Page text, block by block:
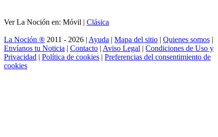
Ver La Noción en: Móvil | Clásica
La Noción ® 2011 - 2026 | Ayuda | Mapa del sitio | Quienes somos |
Envíanos tu Noticia | Contacto | Aviso Legal | Condiciones de Uso y
Privacidad | Política de cookies | Preferencias del consentimiento de
cookies